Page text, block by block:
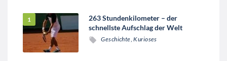
263 Stundenkilometer – der
schnellste Aufschlag der Welt
Geschichte ,Kurioses